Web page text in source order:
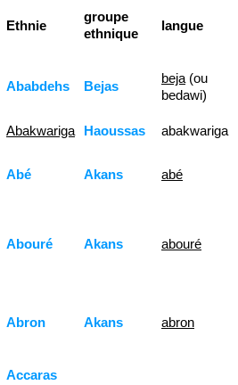
Ethnie
groupe
ethnique
langue
Ababdehs Bejas
beja (ou
bedawi)
Abakwariga Haoussas abakwariga
Abé Akans abé
Abouré Akans abouré
Abron Akans abron
Accaras